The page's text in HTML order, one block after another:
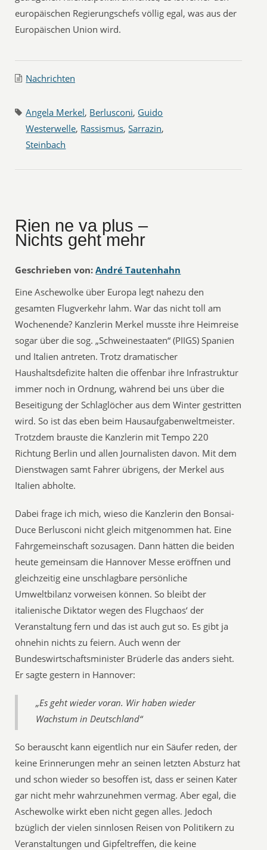
europäischen Regierungschefs völlig egal, was aus der
Europäischen Union wird.
Nachrichten
Angela Merkel, Berlusconi, Guido
Westerwelle, Rassismus,Sarrazin,
Steinbach
Rien ne va plus –
Nichts geht mehr
Geschrieben von: André Tautenhahn
Eine Aschewolke über Europa legt nahezu den
gesamten Flugverkehr lahm. War das nicht toll am
Wochenende? Kanzlerin Merkel musste ihre Heimreise
sogar über die sog. „Schweinestaaten“ (PIIGS) Spanien
und Italien antreten. Trotz dramatischer
Haushaltsdefizite halten die offenbar ihre Infrastruktur
immer noch in Ordnung, während bei uns über die
Beseitigung der Schlaglöcher aus dem Winter gestritten
wird. So ist das eben beim Hausaufgabenweltmeister.
Trotzdem brauste die Kanzlerin mit Tempo 220
Richtung Berlin und allen Journalisten davon. Mit dem
Dienstwagen samt Fahrer übrigens, der Merkel aus
Italien abholte.
Dabei frage ich mich, wieso die Kanzlerin den Bonsai-
Duce Berlusconi nicht gleich mitgenommen hat. Eine
Fahrgemeinschaft sozusagen. Dann hätten die beiden
heute gemeinsam die Hannover Messe eröffnen und
gleichzeitig eine unschlagbare persönliche
Umweltbilanz vorweisen können. So bleibt der
italienische Diktator wegen des Flugchaos‘ der
Veranstaltung fern und das ist auch gut so. Es gibt ja
ohnehin nichts zu feiern. Auch wenn der
Bundeswirtschaftsminister Brüderle das anders sieht.
Er sagte gestern in Hannover:
„Es geht wieder voran. Wir haben wieder
Wachstum in Deutschland“
So berauscht kann eigentlich nur ein Säufer reden, der
keine Erinnerungen mehr an seinen letzten Absturz hat
und schon wieder so besoffen ist, dass er seinen Kater
gar nicht mehr wahrzunehmen vermag. Aber egal, die
Aschewolke wirkt eben nicht gegen alles. Jedoch
bzüglich der vielen sinnlosen Reisen von Politikern zu
Veranstaltungen und Gipfeltreffen, die keine